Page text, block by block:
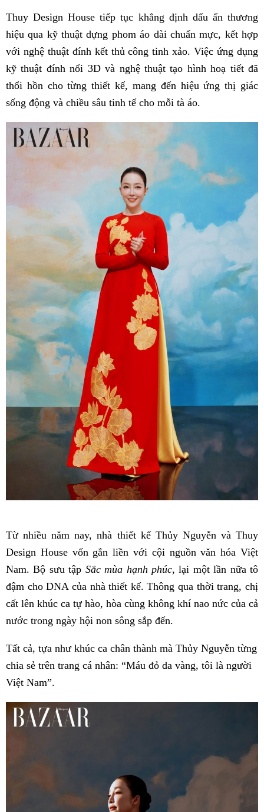
Thuy Design House tiếp tục khẳng định dấu ấn thương
hiệu qua kỹ thuật dựng phom áo dài chuẩn mực, kết hợp
với nghệ thuật đính kết thủ công tinh xảo. Việc ứng dụng
kỹ thuật đính nổi 3D và nghệ thuật tạo hình hoạ tiết đã
thổi hồn cho từng thiết kế, mang đến hiệu ứng thị giác
sống động và chiều sâu tinh tế cho mỗi tà áo.
Từ nhiều năm nay, nhà thiết kế Thủy Nguyễn và Thuy
Design House vốn gắn liền với cội nguồn văn hóa Việt
Nam. Bộ sưu tập Sắc mùa hạnh phúc, lại một lần nữa tô
đậm cho DNA của nhà thiết kế. Thông qua thời trang, chị
cất lên khúc ca tự hào, hòa cùng không khí nao nức của cả
nước trong ngày hội non sông sắp đến.
Tất cả, tựa như khúc ca chân thành mà Thủy Nguyễn từng
chia sẻ trên trang cá nhân: “Máu đỏ da vàng, tôi là người
Việt Nam”.